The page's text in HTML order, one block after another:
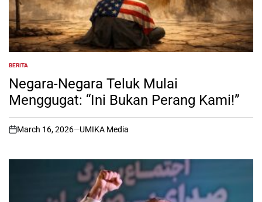
POSTED
IN
BERITA
Negara-Negara Teluk Mulai
Menggugat: “Ini Bukan Perang Kami!”
on
March 16, 2026 UMIKA Media